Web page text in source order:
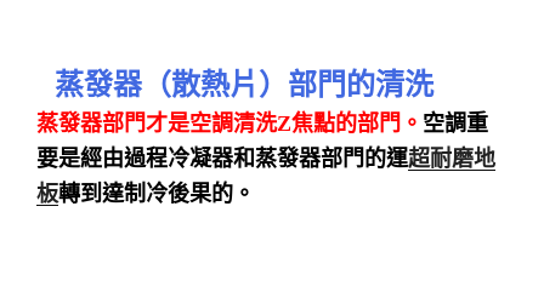
蒸發器（散熱片）部門的清洗
蒸發器部門才是空調清洗Z焦點的部門。 空調重
要是經由過程冷凝器和蒸發器部門的運超耐磨地
板轉到達制冷後果的。